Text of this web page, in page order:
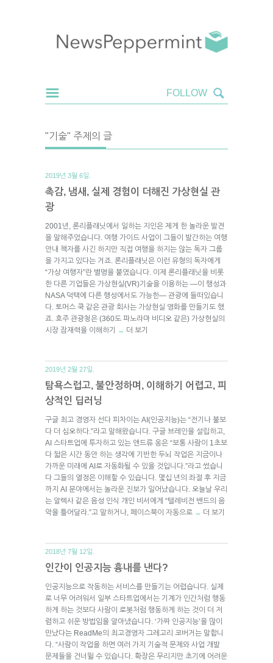
"기술" 주제의 글
2019년 3월 6일.
촉감, 냄새, 실제 경험이 더해진 가상현실 관
광
2001년, 론리플래닛에서 일하는 지인은 제게 한 놀라운 발견
을 말해주었습니다. 여행 가이드 사업이 그들이 발간하는 여행
안내 책자를 사긴 하지만 직접 여행을 하지는 않는 독자 그룹
을 가지고 있다는 거죠. 론리플래닛은 이런 유형의 독자에게
“가상 여행자”란 별명을 붙였습니다. 이제 론리플래닛을 비롯
한 다른 기업들은 가상현실(VR)기술을 이용하는 —이 행성과
NASA 덕택에 다른 행성에서도 가능한— 관광에 들떠있습니
다. 토머스 쿡 같은 관광 회사는 가상현실 영화를 만들기도 했
죠. 호주 관광청은 (360도 파노라마 비디오 같은) 가상현실의
시장 잠재력을 이해하기
→ 더 보기
2019년 2월 27일.
탐욕스럽고, 불안정하며, 이해하기 어렵고, 피
상적인 딥러닝
구글 최고 경영자 선다 피차이는 AI(인공지능)는 “전기나 불보
다 더 심오하다.”라고 말해왔습니다. 구글 브레인을 설립하고,
AI 스타트업에 투자하고 있는 앤드류 옹은 “보통 사람이 1초보
다 짧은 시간 동안 하는 생각에 기반한 두뇌 작업은 지금이나
가까운 미래에 AI로 자동화될 수 있을 것입니다.”라고 썼습니
다 그들의 열정은 이해할 수 있습니다. 몇십 년의 좌절 후 지금
까지 AI 분야에서는 놀라운 진보가 일어났습니다. 오늘날 우리
는 알렉사 같은 음성 인식 개인 비서에게 “텔레비전 밴드의 음
악을 틀어달라.”고 말하거나, 페이스북이 자동으로 → 더 보기
2018년 7월 12일.
인간이 인공지능 흉내를 낸다?
인공지능으로 작동하는 서비스를 만들기는 어렵습니다. 실제
로 너무 어려워서 일부 스타트업에서는 기계가 인간처럼 행동
하게 하는 것보다 사람이 로봇처럼 행동하게 하는 것이 더 저
렴하고 쉬운 방법임을 알아냈습니다. ‘가짜 인공지능’을 많이
만났다는 ReadMe의 최고경영자 그레고리 코버거는 말합니
다. “사람이 작업을 하면 여러 가지 기술적 문제와 사업 개발
문제들을 건너뛸 수 있습니다. 확장은 무리지만 초기에 어려운